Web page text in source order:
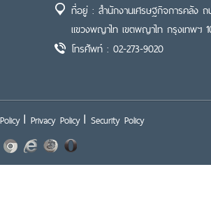
ที่อยู่ : สำนักงานเศรษฐกิจการคลัง
แขวงพญาไท เขตพญาไท กรุงเทพฯ
โทรศัพท์ : 02-273-9020
Privacy Policy Security Policy